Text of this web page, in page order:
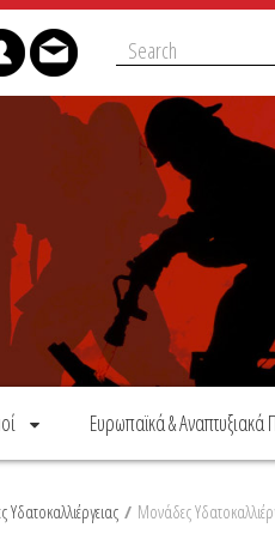
Ευρωπαϊκά &
/ Μονάδες